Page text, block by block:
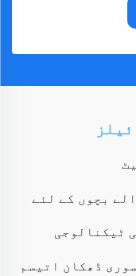
بچوں کے لئے
ٹیکنالوجی
ڈھکان اتیسم